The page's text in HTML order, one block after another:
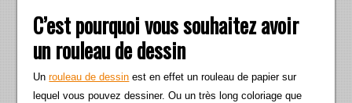
C’est pourquoi vous souhaitez avoir
un rouleau de dessin
Unrouleau de dessin est en effet un rouleau de papier sur
lequel vous pouvez dessiner. Ou un très long coloriage que